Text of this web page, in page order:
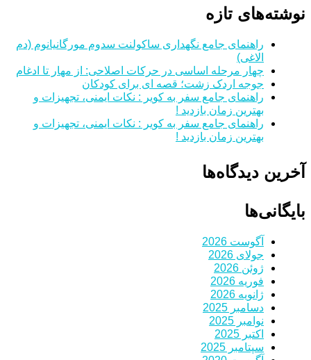
نوشته‌های تازه
راهنمای جامع نگهداری ساکولنت سدوم مورگانیانوم (دم
الاغی)
چهار مرحله اساسی در حرکات اصلاحی: از مهار تا ادغام
جوجه اردک زشت؛ قصه ای برای کودکان
راهنمای جامع سفر به کویر : نکات ایمنی، تجهیزات و
بهترین زمان بازدید !
راهنمای جامع سفر به کویر : نکات ایمنی، تجهیزات و
بهترین زمان بازدید !
آخرین دیدگاه‌ها
بایگانی‌ها
آگوست 2026
جولای 2026
ژوئن 2026
فوریه 2026
ژانویه 2026
دسامبر 2025
نوامبر 2025
اکتبر 2025
سپتامبر 2025